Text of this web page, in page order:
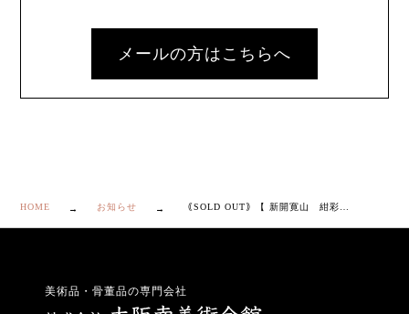
メールの方はこちらへ
HOME お知らせ
美術品・骨董品の専門会社